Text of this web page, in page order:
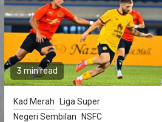
3 min read
Kad Merah
Liga Super
Negeri Sembilan
NSFC